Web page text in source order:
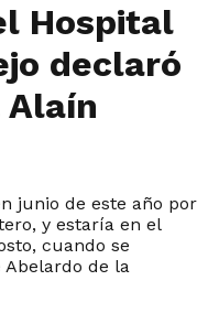
Hospital
declaró
junio de este año por
y estaría en el
cuando se
Abelardo de la